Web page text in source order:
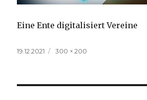
Eine Ente digitalisiert Vereine
Veröffentlicht
19.12.2021
Volle
300 × 200